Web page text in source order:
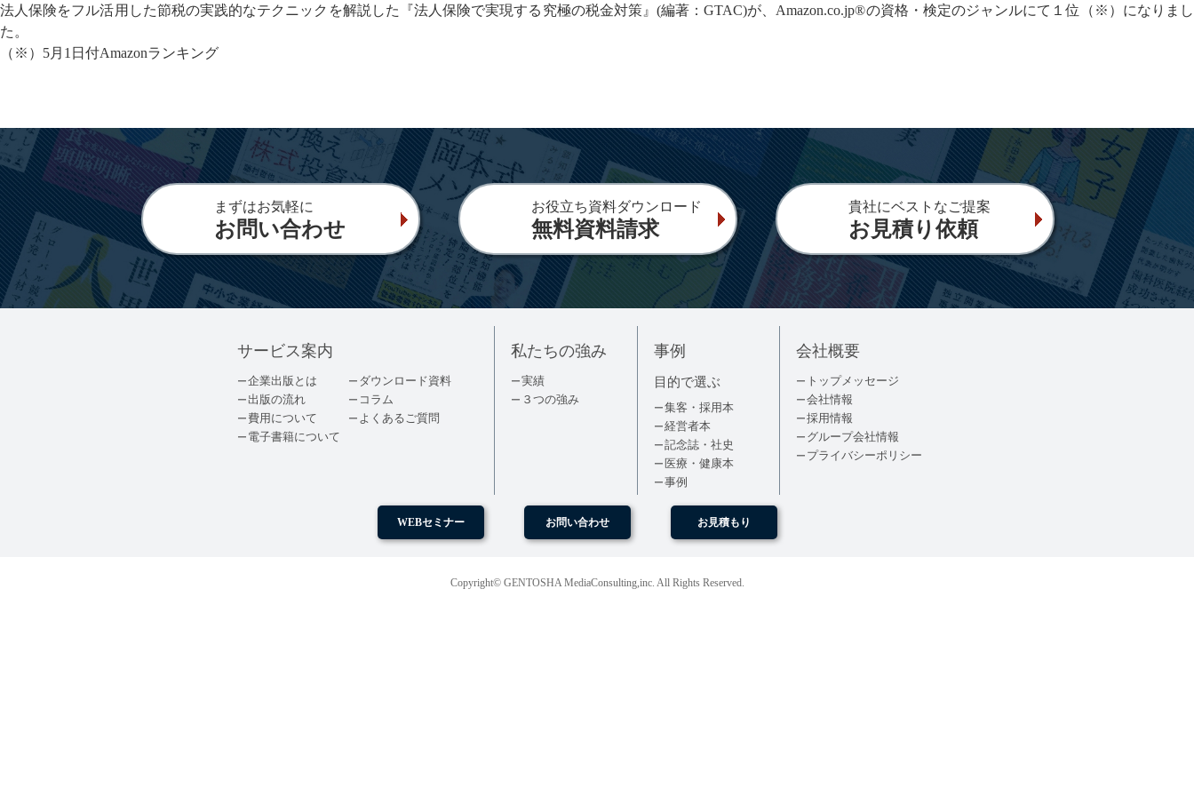
法人保険をフル活用した節税の実践的なテクニックを解説した『法人保険で実現する究極の税金対策』(編著：GTAC)が、Amazon.co.jp®の資格・検定のジャンルにて１位（※）になりまし
た。
（※）5月1日付Amazonランキング
まずはお気軽に
お問い合わせ
お役立ち資料ダウンロード
無料資料請求
貴社にベストなご提案
お見積り依頼
サービス案内
企業出版とは
出版の流れ
費用について
電子書籍について
ダウンロード資料
コラム
よくあるご質問
私たちの強み
実績
３つの強み
事例
目的で選ぶ
集客・採用本
経営者本
記念誌・社史
医療・健康本
事例
会社概要
トップメッセージ
会社情報
採用情報
グループ会社情報
プライバシーポリシー
WEBセミナー お問い合わせ お見積もり
Copyright© GENTOSHA MediaConsulting,inc. All Rights Reserved.